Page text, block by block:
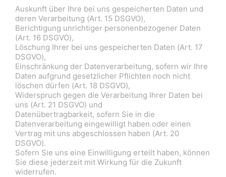
Auskunft über Ihre bei uns gespeicherten Daten und
deren Verarbeitung (Art. 15 DSGVO),
Berichtigung unrichtiger personenbezogener Daten
(Art. 16 DSGVO),
Löschung Ihrer bei uns gespeicherten Daten (Art. 17
DSGVO),
Einschränkung der Datenverarbeitung, sofern wir Ihre
Daten aufgrund gesetzlicher Pflichten noch nicht
löschen dürfen (Art. 18 DSGVO),
Widerspruch gegen die Verarbeitung Ihrer Daten bei
uns (Art. 21 DSGVO) und
Datenübertragbarkeit, sofern Sie in die
Datenverarbeitung eingewilligt haben oder einen
Vertrag mit uns abgeschlossen haben (Art. 20
DSGVO).
Sofern Sie uns eine Einwilligung erteilt haben, können
Sie diese jederzeit mit Wirkung für die Zukunft
widerrufen.